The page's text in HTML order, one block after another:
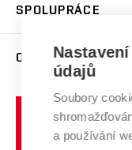
Brno
Celoživotní vzdělávání
E-přihláška
Harmonogram
Závěrečné práce
Doktorské studium
Zpracování osobních
Sociální bezpečí
Studium bez bariér
Podpora podnikání
Mezinárodní vědecká
Systém zajišťování
Výzkumné
Transfer znalostí
SPOLUPRÁCE
Zahraniční spolupráce
Spolupráce se
Služby univerzity
O UNIVERZITĚ
Profil univerzity
Udržitelná univerzita
Podnikavá univerzita /
údajů
Soubory
a používání